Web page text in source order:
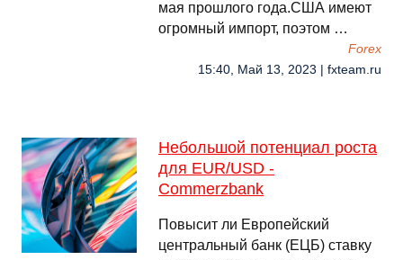
мая прошлого года.США имеют
огромный импорт, поэтом …
Forex
15:40, Май 13, 2023 | fxteam.ru
Небольшой потенциал роста
для EUR/USD -
Commerzbank
Повысит ли Европейский
центральный банк (ЕЦБ) ставку